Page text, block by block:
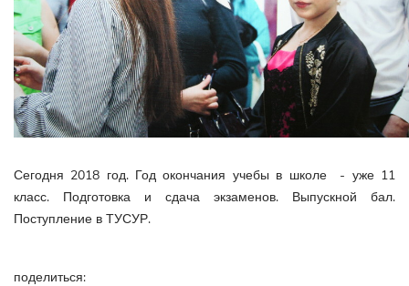
Сегодня 2018 год. Год окончания учебы в школе - уже 11
класс. Подготовка и сдача экзаменов. Выпускной бал.
Поступление в ТУСУР.
поделиться: